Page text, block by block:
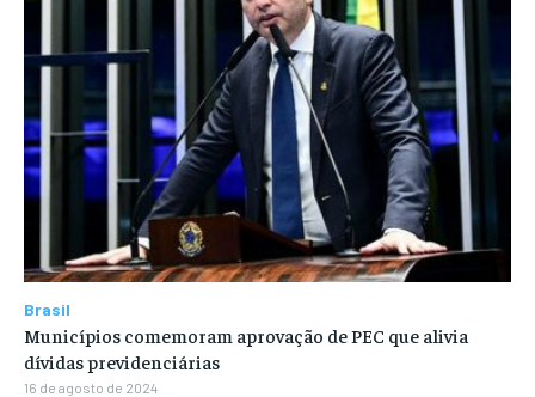
Brasil
Municípios comemoram aprovação de PEC que alivia
dívidas previdenciárias
16 de agosto de 2024